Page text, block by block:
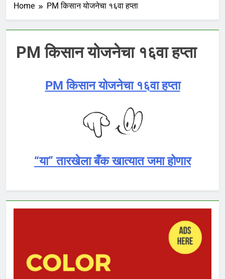
Home PM किसान योजनेचा १६वा हप्ता
PM किसान योजनेचा १६वा हप्ता
PM किसान योजनेचा १६वा हप्ता
“या” तारखेला बँक खात्यात जमा होणार